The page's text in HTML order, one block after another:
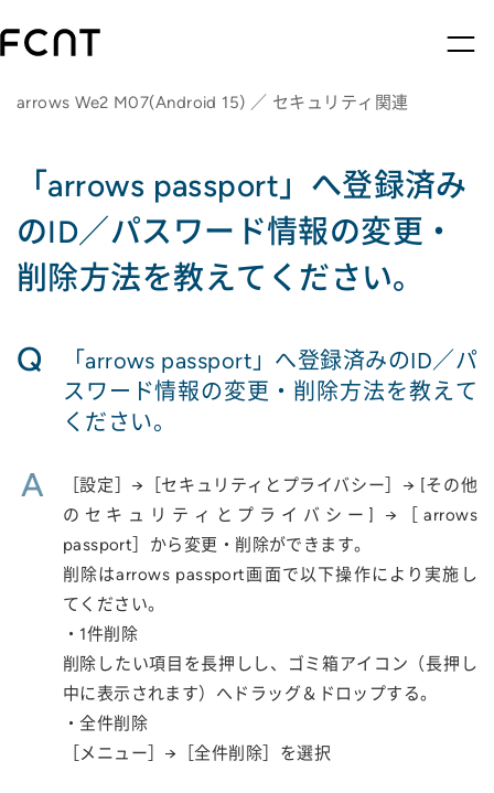
arrows We2 M07(Android 15) ／ セキュリティ関連
「arrows passport」へ登録済み
のID／パスワード情報の変更・
削除方法を教えてください。
Q
「arrows passport」へ登録済みのID／パ
スワード情報の変更・削除方法を教えて
ください。
A
［設定］→［セキュリティとプライバシー］→ [その他
のセキュリティとプライバシー] →［arrows
passport］から変更・削除ができます。
削除はarrows passport画面で以下操作により実施し
てください。
・1件削除
削除したい項目を長押しし、ゴミ箱アイコン（長押し
中に表示されます）へドラッグ＆ドロップする。
・全件削除
［メニュー］→［全件削除］を選択